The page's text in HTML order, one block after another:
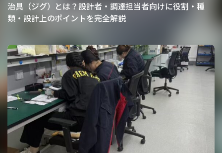
治具（ジグ）とは？設計者・調達担当者向けに役割・種
類・設計上のポイントを完全解説